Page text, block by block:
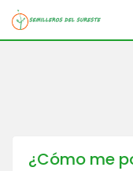
Skip
¿Cómo me